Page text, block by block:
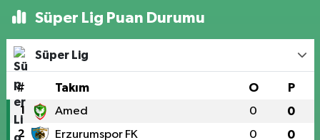
Süper Lig Puan Durumu
Süper Lig
# Takım O P
1 Amed 0 0
2 Erzurumspor FK 0 0